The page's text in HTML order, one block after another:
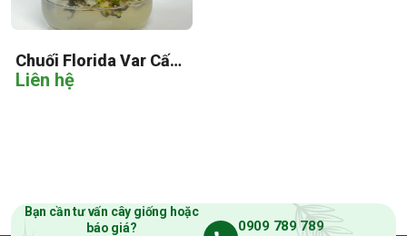
Chuối Florida Var Cấy
Mô
Liên hệ
Bạn cần tư vấn cây giống hoặc
báo giá?
0909 789 789